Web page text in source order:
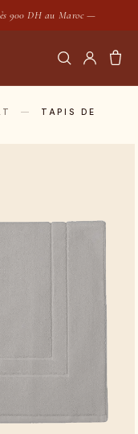
900 DH au Maroc —
RECHERCHER
—
TAPIS DE